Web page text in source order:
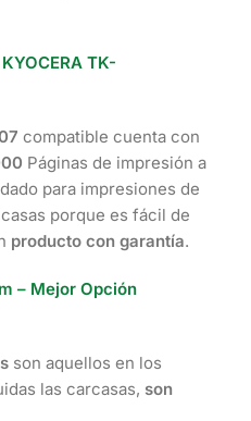
TK-
compatible cuenta con
Páginas de impresión a
para impresiones de
porque es fácil de
producto con garantía.
– Mejor Opción
son aquellos en los
las carcasas, son